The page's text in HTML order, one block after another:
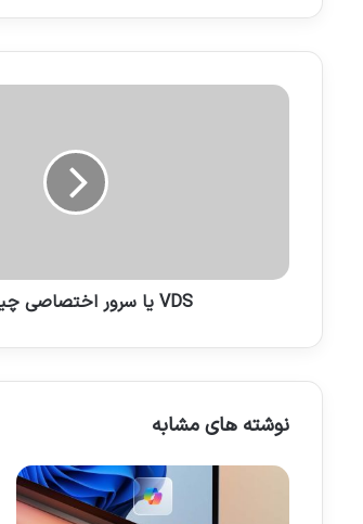
ی
خ
د
ی
VDS یا سرور اختصاصی چیست؟
نوشته های مشابه